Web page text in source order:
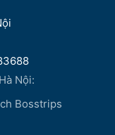
Nội:
Bosstrips